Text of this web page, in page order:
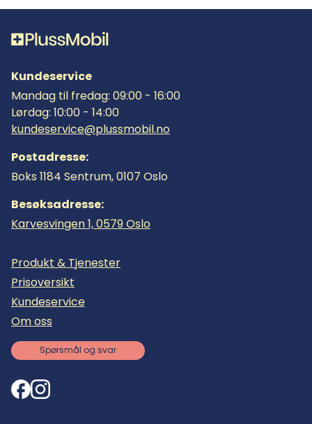
Kundeservice
Mandag til fredag: 09:00 - 16:00
Lørdag: 10:00 - 14:00
kundeservice@plussmobil.no
Postadresse:
Boks 1184 Sentrum, 0107 Oslo
Besøksadresse:
Karvesvingen 1, 0579 Oslo
Produkt & Tjenester
Prisoversikt
Kundeservice
Om oss
Spørsmål og svar